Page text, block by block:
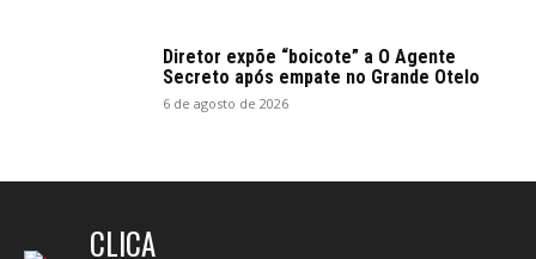
Diretor expõe “boicote” a O Agente
Secreto após empate no Grande Otelo
6 de agosto de 2026
CLICA